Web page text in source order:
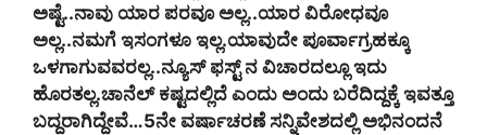
ಅಷ್ಟೆ..ನಾವು ಯಾರ ಪರವೂ ಅಲ್ಲ..ಯಾರ ವಿರೋಧವೂ
ಅಲ್ಲ..ನಮಗೆ ಇಸಂಗಳೂ ಇಲ್ಲ.ಯಾವುದೇ ಪೂರ್ವಾಗ್ರಹಕ್ಕೂ
ಒಳಗಾಗುವವರಲ್ಲ..ನ್ಯೂಸ್‌ ಫಸ್ಟ್‌ ನ ವಿಚಾರದಲ್ಲೂ ಇದು
ಹೊರತಲ್ಲ.ಚಾನೆಲ್‌ ಕಷ್ಟದಲ್ಲಿದೆ ಎಂದು ಅಂದು ಬರೆದಿದ್ದಕ್ಕೆ ಇವತ್ತೂ
ಬದ್ದರಾಗಿದ್ದೇವೆ…5ನೇ ವರ್ಷಾಚರಣೆ ಸನ್ನಿವೇಶದಲ್ಲಿ ಅಭಿನಂದನೆ